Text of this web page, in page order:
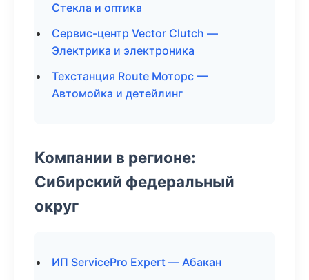
Стекла и оптика
Сервис-центр Vector Clutch —
Электрика и электроника
Техстанция Route Моторс —
Автомойка и детейлинг
Компании в регионе:
Сибирский федеральный
округ
ИП ServicePro Expert — Абакан